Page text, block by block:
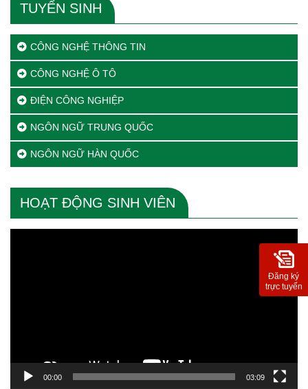
TUYỂN SINH
CÔNG NGHỆ THÔNG TIN
CÔNG NGHỆ Ô TÔ
ĐIỆN CÔNG NGHIỆP
NGÔN NGỮ TRUNG QUỐC
NGÔN NGỮ HÀN QUỐC
HOẠT ĐỘNG SINH VIÊN
00:00 03:09
Đăng ký
trực tuyến